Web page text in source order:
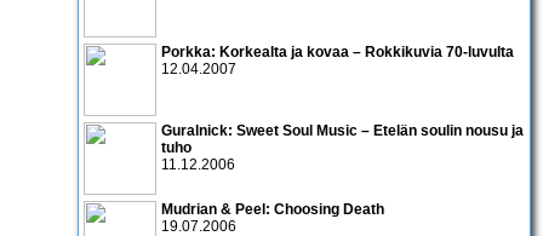
Porkka: Korkealta ja kovaa – Rokkikuvia 70-luvulta
12.04.2007
Guralnick: Sweet Soul Music – Etelän soulin nousu ja
tuho
11.12.2006
Mudrian & Peel: Choosing Death
19.07.2006